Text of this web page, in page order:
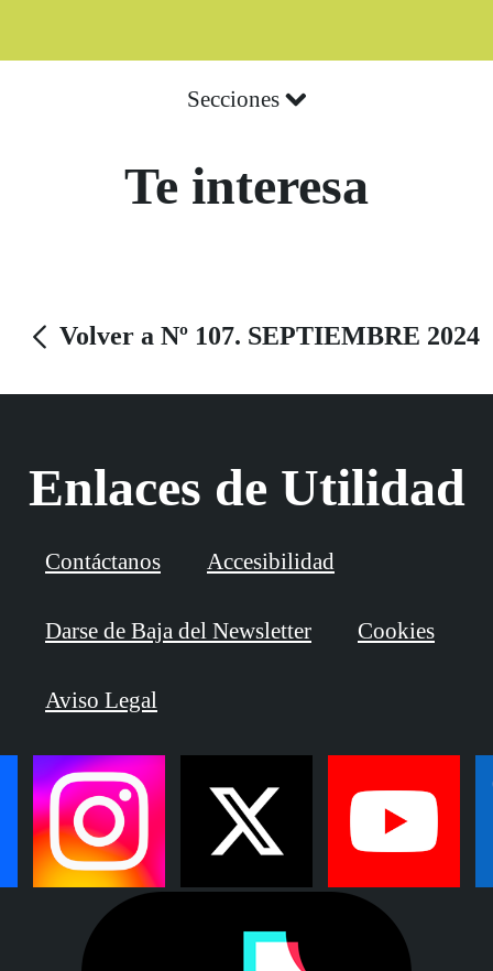
Secciones
Te interesa
Volver a Nº 107. SEPTIEMBRE 2024
Enlaces de Utilidad
Contáctanos Accesibilidad
Darse de Baja del Newsletter Cookies
Aviso Legal